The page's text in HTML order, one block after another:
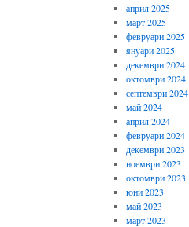
април 2025
март 2025
февруари 2025
януари 2025
декември 2024
октомври 2024
септември 2024
май 2024
април 2024
февруари 2024
декември 2023
ноември 2023
октомври 2023
юни 2023
май 2023
март 2023